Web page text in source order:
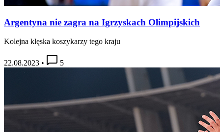
Argentyna nie zagra na Igrzyskach Olimpijskich
Kolejna klęska koszykarzy tego kraju
22.08.2023 • 5